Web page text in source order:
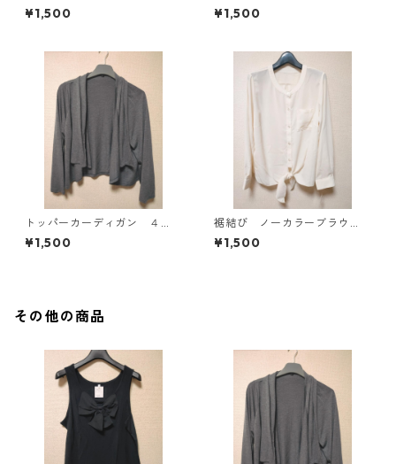
ソー ４Ｌ マスタード KA
E-4816
¥1,500
ソー ４Ｌ ティールグリー
ン KAE-4815
¥1,500
トッパーカーディガン ４
Ｌ グレー KAE-4814
¥1,500
裾結び ノーカラーブラウ
ス ３Ｌ アイボリー KAE-
4813
¥1,500
その他の商品